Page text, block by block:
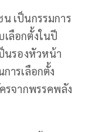
เป็นกรรมการ
ลือกตั้งในปี
นรองหัวหน้า
ารเลือกตั้ง
รจากพรรคพลัง